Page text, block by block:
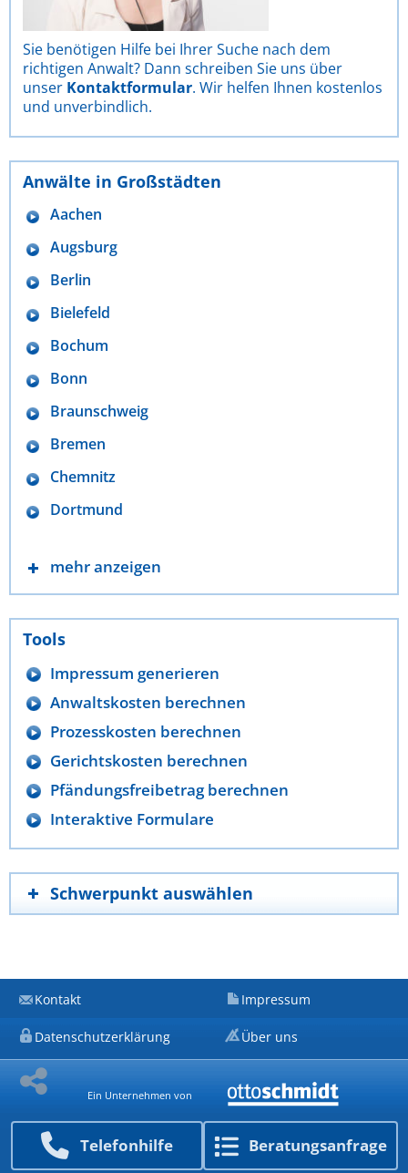
Telefon­hilfe Beratungs­anfrage
Sie benötigen Hilfe bei Ihrer Suche nach dem
richtigen Anwalt? Dann schreiben Sie uns über
unser Kontaktformular. Wir helfen Ihnen kostenlos
und unverbindlich.
Anwälte in Großstädten
Aachen
Augsburg
Berlin
Bielefeld
Bochum
Bonn
Braunschweig
Bremen
Chemnitz
Dortmund
mehr anzeigen
Tools
Impressum generieren
Anwaltskosten berechnen
Prozesskosten berechnen
Gerichtskosten berechnen
Pfändungsfreibetrag berechnen
Interaktive Formulare
Schwerpunkt auswählen
Kontakt Impressum
Datenschutzerklärung Über uns
Ein Unternehmen von